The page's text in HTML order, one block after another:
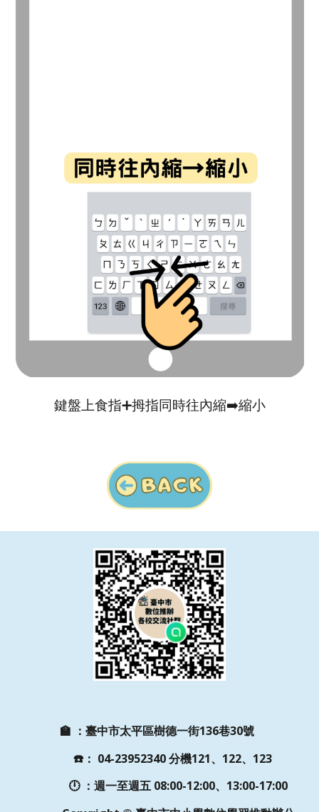
鍵盤上食指➕拇指同時往內縮➡️縮小
🏫 ： 臺中市太平區樹德一街136巷30號
☎️： 04-23952340 分機121、122、123
🕛 ：週一至週五 08:00-12:00、13:00-17:00